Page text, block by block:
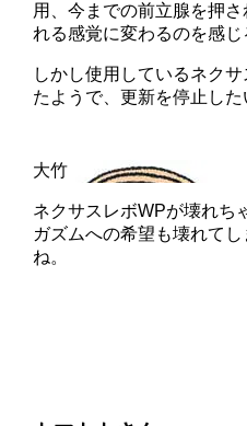
用、今までの前立腺を押
れる感覚に変わるのを感じ
しかし使用しているネク
たようで、更新を停止した
ネクサスレボWPが壊れち
ガズムへの希望も壊れて
ね。